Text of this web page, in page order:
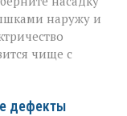
наружу и
чище с
дефекты